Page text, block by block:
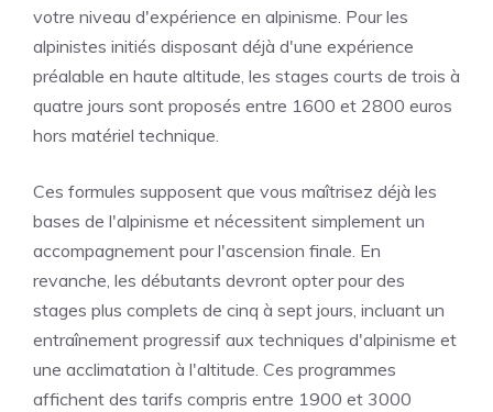
votre niveau d'expérience en alpinisme. Pour les
alpinistes initiés disposant déjà d'une expérience
préalable en haute altitude, les stages courts de trois à
quatre jours sont proposés entre 1600 et 2800 euros
hors matériel technique.
Ces formules supposent que vous maîtrisez déjà les
bases de l'alpinisme et nécessitent simplement un
accompagnement pour l'ascension finale. En
revanche, les débutants devront opter pour des
stages plus complets de cinq à sept jours, incluant un
entraînement progressif aux techniques d'alpinisme et
une acclimatation à l'altitude. Ces programmes
affichent des tarifs compris entre 1900 et 3000